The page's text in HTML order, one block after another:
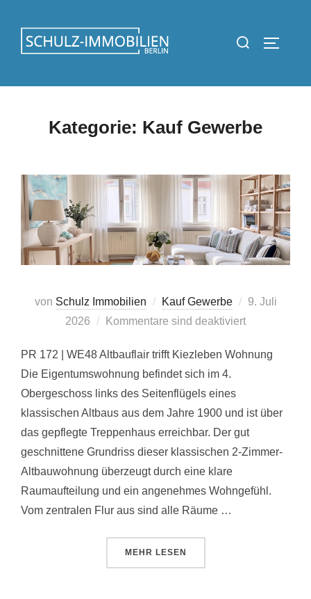
Inhalt
springen
Suchen
Kategorie: Kauf Gewerbe
von Schulz Immobilien Kauf Gewerbe
Veröffentlicht
9. Juli
2026
Kommentare sind deaktiviert
PR 172 | WE48 Altbauflair trifft Kiezleben Wohnung
Die Eigentumswohnung befindet sich im 4.
Obergeschoss links des Seitenflügels eines
klassischen Altbaus aus dem Jahre 1900 und ist über
das gepflegte Treppenhaus erreichbar. Der gut
geschnittene Grundriss dieser klassischen 2-Zimmer-
Altbauwohnung überzeugt durch eine klare
Raumaufteilung und ein angenehmes Wohngefühl.
Vom zentralen Flur aus sind alle Räume …
MEHR ÜBER „PR 172 | WE48“
LESEN